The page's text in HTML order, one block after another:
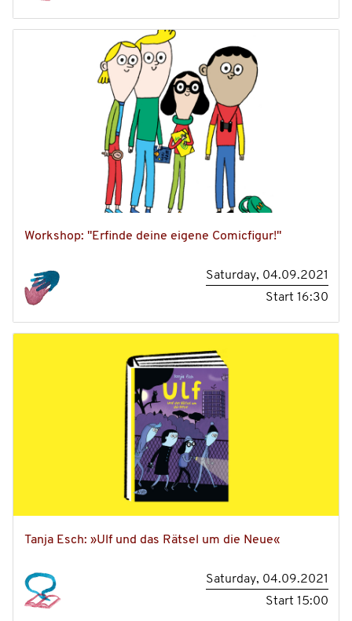
Workshop: "Erfinde deine eigene Comicfigur!"
Saturday, 04.09.2021
Start16:30
Tanja Esch: »Ulf und das Rätsel um die Neue«
Saturday, 04.09.2021
Start15:00